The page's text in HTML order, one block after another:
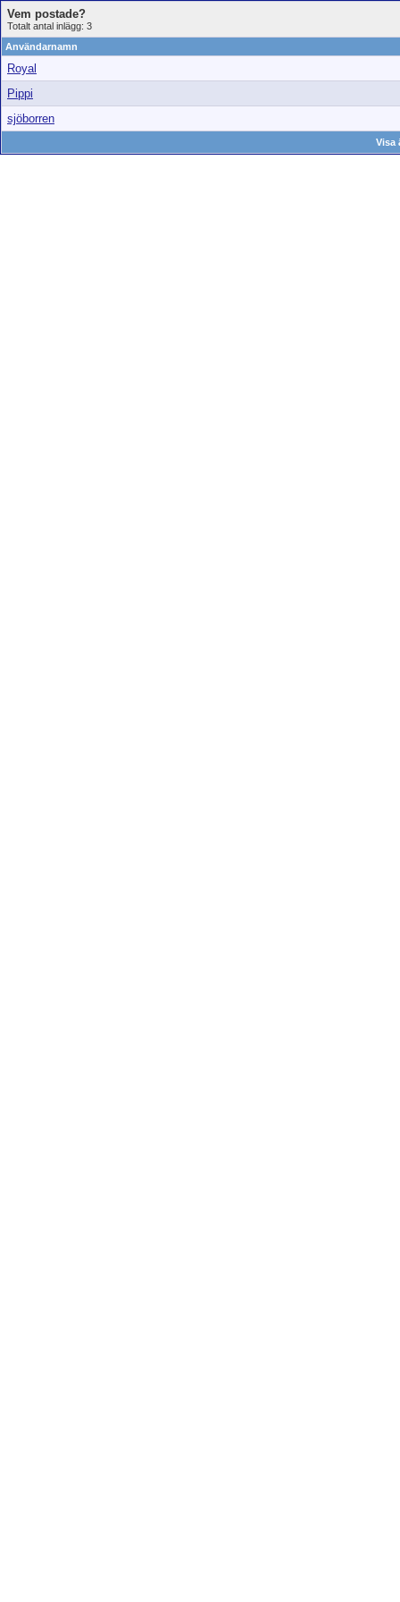
Vem postade?
Totalt antal inlägg: 3
Användarnamn
Royal
Pippi
sjöborren
Visa